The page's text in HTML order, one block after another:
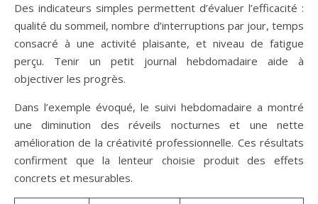
Des indicateurs simples permettent d’évaluer l’efficacité :
qualité du sommeil, nombre d’interruptions par jour, temps
consacré à une activité plaisante, et niveau de fatigue
perçu. Tenir un petit journal hebdomadaire aide à
objectiver les progrès.
Dans l’exemple évoqué, le suivi hebdomadaire a montré
une diminution des réveils nocturnes et une nette
amélioration de la créativité professionnelle. Ces résultats
confirment que la lenteur choisie produit des effets
concrets et mesurables.